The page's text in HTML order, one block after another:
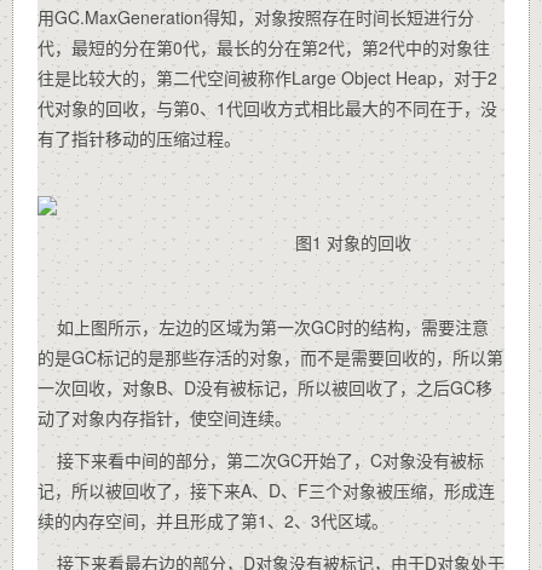
用GC.MaxGeneration得知，对象按照存在时间长短进行分
代，最短的分在第0代，最长的分在第2代，第2代中的对象往
往是比较大的，第二代空间被称作Large Object Heap，对于2
代对象的回收，与第0、1代回收方式相比最大的不同在于，没
有了指针移动的压缩过程。
图1 对象的回收
如上图所示，左边的区域为第一次GC时的结构，需要注意
的是GC标记的是那些存活的对象，而不是需要回收的，所以第
一次回收，对象B、D没有被标记，所以被回收了，之后GC移
动了对象内存指针，使空间连续。
接下来看中间的部分，第二次GC开始了，C对象没有被标
记，所以被回收了，接下来A、D、F三个对象被压缩，形成连
续的内存空间，并且形成了第1、2、3代区域。
接下来看最右边的部分，D对象没有被标记，由于D对象处于